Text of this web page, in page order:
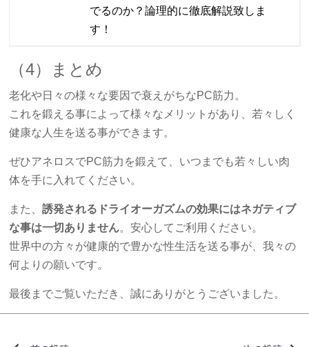
でるのか？論理的に徹底解説致しま
す！
（4）まとめ
老化や日々の様々な要因で衰えがちなPC筋力。
これを鍛える事によって様々なメリットがあり、若々しく
健康な人生を送る事ができます。
ぜひアネロスでPC筋力を鍛えて、いつまでも若々しい肉
体を手に入れてください。
また、誘発されるドライオーガズムの効果にはネガティブ
な事は一切ありません。安心してご利用ください。
世界中の方々が健康的で豊かな性生活を送る事が、我々の
何よりの願いです。
最後までご覧いただき、誠にありがとうございました。